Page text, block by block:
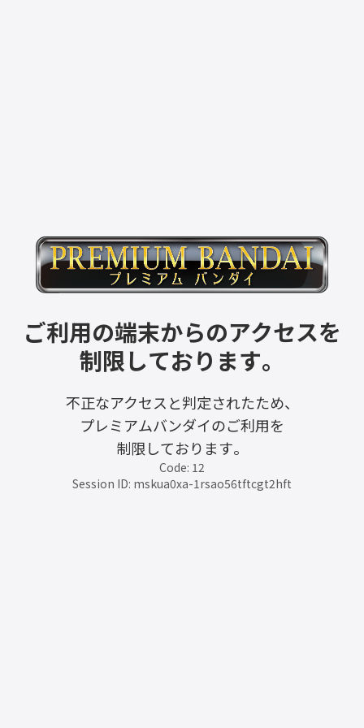
ご利用の端末からのアクセスを
制限しております。
不正なアクセスと判定されたため、
プレミアムバンダイのご利用を
制限しております。
Code: 12
Session ID: mskua0xa-1rsao56tftcgt2hft